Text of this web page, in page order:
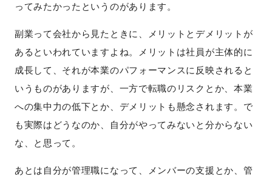
ってみたかったというのがあります。
副業って会社から見たときに、メリットとデメリットが
あるといわれていますよね。メリットは社員が主体的に
成長して、それが本業のパフォーマンスに反映されると
いうものがありますが、一方で転職のリスクとか、本業
への集中力の低下とか、デメリットも懸念されます。で
も実際はどうなのか、自分がやってみないと分からない
な、と思って。
あとは自分が管理職になって、メンバーの支援とか、管